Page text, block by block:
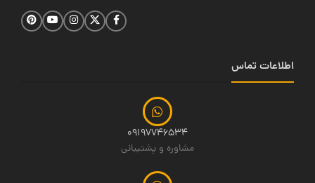
اطلاعات تماس
09197746534
مشاوره و پشتیبانی